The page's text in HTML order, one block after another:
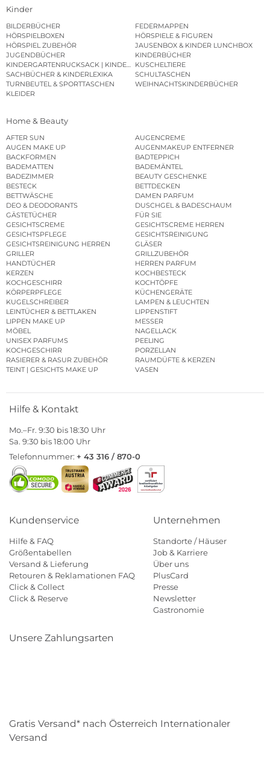
Kinder
BILDERBÜCHER
FEDERMAPPEN
HÖRSPIELBOXEN
HÖRSPIELE & FIGUREN
HÖRSPIEL ZUBEHÖR
JAUSENBOX & KINDER LUNCHBOX
JUGENDBÜCHER
KINDERBÜCHER
KINDERGARTENRUCKSACK | KINDERGARTENBEUTEL
KUSCHELTIERE
SACHBÜCHER & KINDERLEXIKA
SCHULTASCHEN
TURNBEUTEL & SPORTTASCHEN
WEIHNACHTSKINDERBÜCHER
KLEIDER
Home & Beauty
AFTER SUN
AUGENCREME
AUGEN MAKE UP
AUGENMAKEUP ENTFERNER
BACKFORMEN
BADTEPPICH
BADEMATTEN
BADEMÄNTEL
BADEZIMMER
BEAUTY GESCHENKE
BESTECK
BETTDECKEN
BETTWÄSCHE
DAMEN PARFUM
DEO & DEODORANTS
DUSCHGEL & BADESCHAUM
GÄSTETÜCHER
FÜR SIE
GESICHTSCREME
GESICHTSCREME HERREN
GESICHTSPFLEGE
GESICHTSREINIGUNG
GESICHTSREINIGUNG HERREN
GLÄSER
GRILLER
GRILLZUBEHÖR
HANDTÜCHER
HERREN PARFUM
KERZEN
KOCHBESTECK
KOCHGESCHIRR
KOCHTÖPFE
KÖRPERPFLEGE
KÜCHENGERÄTE
KUGELSCHREIBER
LAMPEN & LEUCHTEN
LEINTÜCHER & BETTLAKEN
LIPPENSTIFT
LIPPEN MAKE UP
MESSER
MÖBEL
NAGELLACK
UNISEX PARFUMS
PEELING
KOCHGESCHIRR
PORZELLAN
RASIERER & RASUR ZUBEHÖR
RAUMDÜFTE & KERZEN
TEINT | GESICHTS MAKE UP
VASEN
Hilfe & Kontakt
Mo.–Fr. 9:30 bis 18:30 Uhr
Sa. 9:30 bis 18:00 Uhr
Telefonnummer: + 43 316 / 870-0
Kundenservice
Hilfe & FAQ
Größentabellen
Versand & Lieferung
Retouren & Reklamationen FAQ
Click & Collect
Click & Reserve
Unternehmen
Standorte / Häuser
Job & Karriere
Über uns
PlusCard
Presse
Newsletter
Gastronomie
Unsere Zahlungsarten
Gratis Versand* nach Österreich Internationaler
Versand